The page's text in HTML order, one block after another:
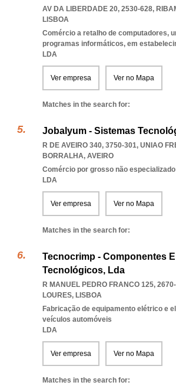
AV DA LIBERDADE 20, 2530-628,
LISBOA
Comércio a retalho de computadores,
programas informáticos, em
LDA
Ver empresa Ver no Mapa
Matches in the search for:
Jobalyum - Sistemas
R DE AVEIRO 340, 3750-301, UNIAO
BORRALHA, AVEIRO
Comércio por grosso não especializado
LDA
Ver empresa Ver no Mapa
Matches in the search for:
Tecnocrimp - Componentes
Tecnológicos, Lda
R MANUEL PEDRO FRANCO 125,
LOURES, LISBOA
Fabricação de equipamento elétrico e
veículos automóveis
LDA
Ver empresa Ver no Mapa
Matches in the search for: